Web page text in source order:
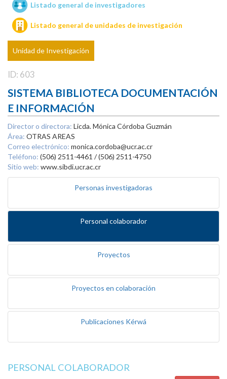
Unidades de investigación
Listado general de investigadores
Listado general de unidades de investigación
Unidad de Investigación
ID: 603
SISTEMA BIBLIOTECA DOCUMENTACIÓN
E INFORMACIÓN
Director o directora: Licda. Mónica Córdoba Guzmán
Área: OTRAS AREAS
Correo electrónico: monica.cordoba@ucr.ac.cr
Teléfono: (506) 2511-4461 / (506) 2511-4750
Sitio web: www.sibdi.ucr.ac.cr
Personas investigadoras
Personal colaborador
Proyectos
Proyectos en colaboración
Publicaciones Kérwá
PERSONAL COLABORADOR